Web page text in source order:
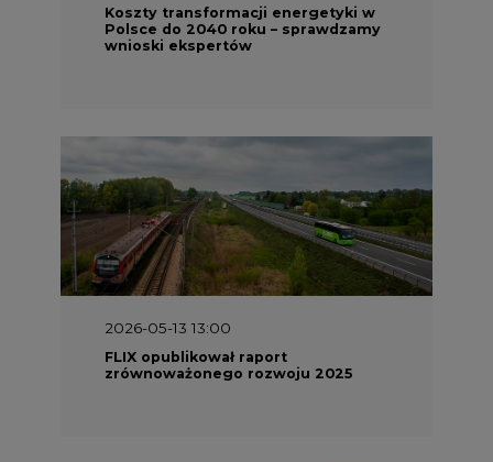
Koszty transformacji energetyki w
Polsce do 2040 roku – sprawdzamy
wnioski ekspertów
2026-05-13 13:00
FLIX opublikował raport
zrównoważonego rozwoju 2025